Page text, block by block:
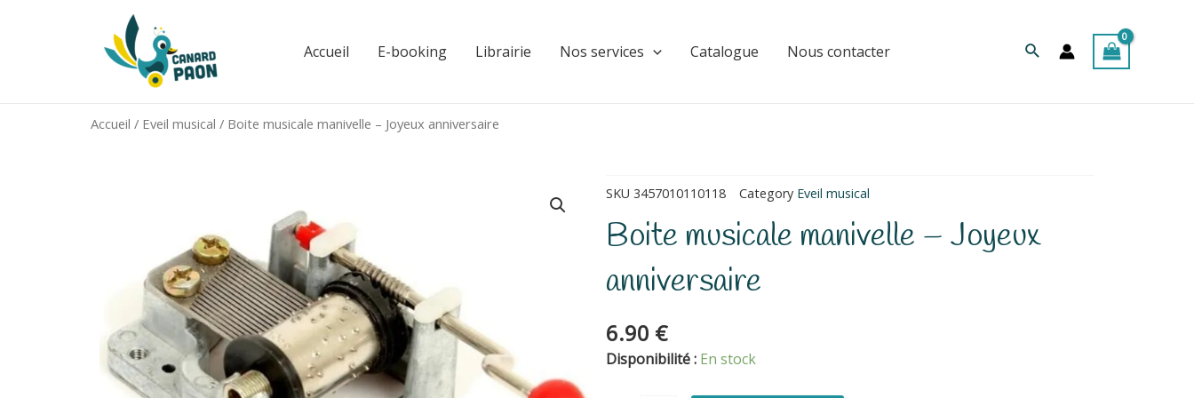
Accueil E-booking Librairie Nos services Catalogue Nous contacter Rechercher
Accueil / Eveil musical / Boite musicale manivelle – Joyeux anniversaire
SKU 3457010110118 Category Eveil musical
Boite musicale manivelle – Joyeux
anniversaire
6.90 €
Disponibilité : En stock
quantité